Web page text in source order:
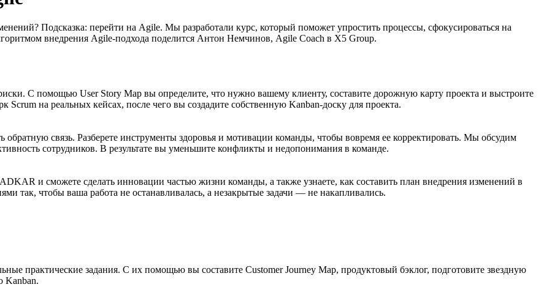
Подсказка: перейти на Agile. Мы разработали курс, который поможет упростить процессы, сфокусироваться на
внедрения Agile-подхода поделится Антон Немчинов, Agile Coach в X5 Group.
С помощью User Story Map вы определите, что нужно вашему клиенту, составите дорожную карту проекта и выстроите
на реальных кейсах, после чего вы создадите собственную Kanban-доску для проекта.
связь. Разберете инструменты здоровья и мотивации команды, чтобы вовремя ее корректировать. Мы обсудим
сотрудников. В результате вы уменьшите конфликты и недопонимания в команде.
и сможете сделать инновации частью жизни команды, а также узнаете, как составить план внедрения изменений в
так, чтобы ваша работа не останавливалась, а незакрытые задачи — не накапливались.
практические задания. С их помощью вы составите Customer Journey Map, продуктовый бэклог, подготовите звездную
Kanban.